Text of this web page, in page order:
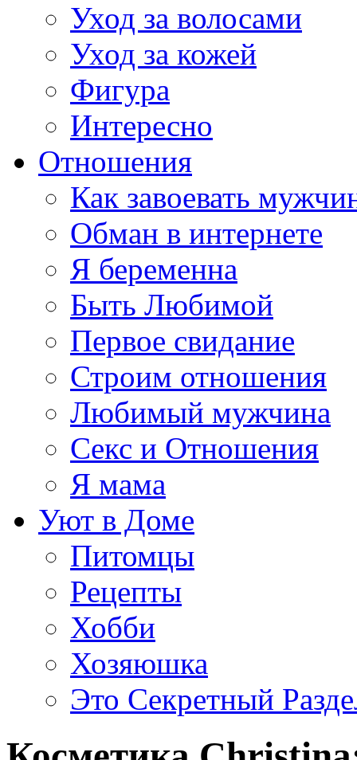
Уход за волосами
Уход за кожей
Фигура
Интересно
Отношения
Как завоевать
Обман в интернете
Я беременна
Быть Любимой
Первое свидание
Строим отношения
Любимый мужчина
Секс и Отношения
Я мама
Уют в Доме
Питомцы
Рецепты
Хобби
Хозяюшка
Это Секретный